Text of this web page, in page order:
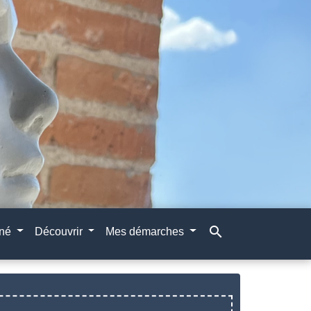
Découvrir Mes démarches search